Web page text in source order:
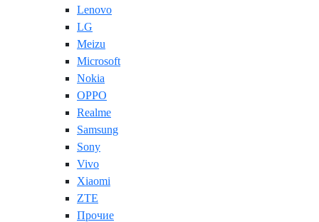
Lenovo
LG
Meizu
Microsoft
Nokia
OPPO
Realme
Samsung
Sony
Vivo
Xiaomi
ZTE
Прочие